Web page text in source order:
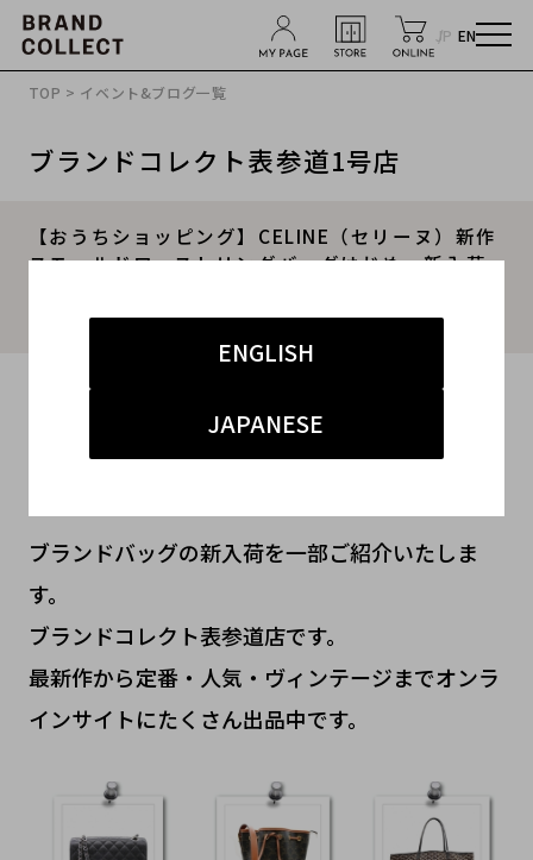
JP EN
ENGLISH
JAPANESE
TOP > イベント&ブログ一覧
ブランドコレクト表参道1号店
【おうちショッピング】CELINE（セリーヌ）新作
スモールドローストリングバッグはじめ、新入荷
道店】
2020.04.19
#シャネル #バッグ
ブランドバッグの新入荷を一部ご紹介いたしま
す。
ブランドコレクト表参道店です。
最新作から定番・人気・ヴィンテージまでオンラ
インサイトにたくさん出品中です。